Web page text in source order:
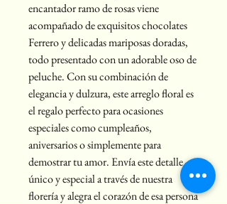
encantador ramo de rosas viene
acompañado de exquisitos chocolates
Ferrero y delicadas mariposas doradas,
todo presentado con un adorable oso de
peluche. Con su combinación de
elegancia y dulzura, este arreglo floral es
el regalo perfecto para ocasiones
especiales como cumpleaños,
aniversarios o simplemente para
demostrar tu amor. Envía este detalle
único y especial a través de nuestra
florería y alegra el corazón de esa persona